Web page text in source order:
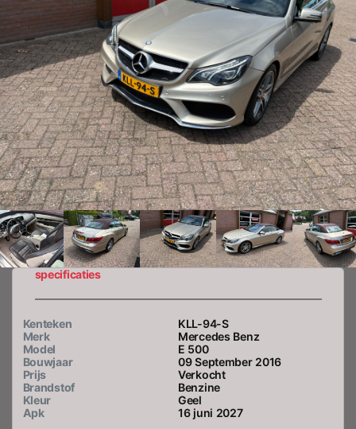
specificaties
Kenteken
KLL-94-S
Merk
Mercedes Benz
Model
E 500
Bouwjaar
09 September 2016
Prijs
Verkocht
Brandstof
Benzine
Kleur
Geel
Apk
16 juni 2027